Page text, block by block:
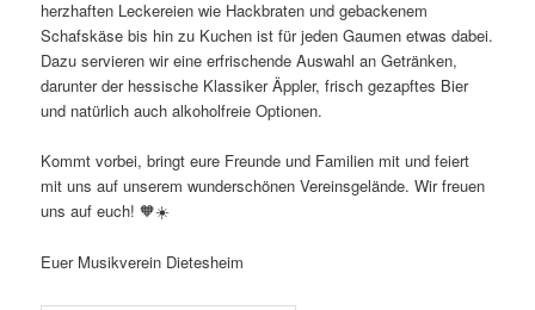
herzhaften Leckereien wie Hackbraten und gebackenem
Schafskäse bis hin zu Kuchen ist für jeden Gaumen etwas dabei.
Dazu servieren wir eine erfrischende Auswahl an Getränken,
darunter der hessische Klassiker Äppler, frisch gezapftes Bier
und natürlich auch alkoholfreie Optionen.
Kommt vorbei, bringt eure Freunde und Familien mit und feiert
mit uns auf unserem wunderschönen Vereinsgelände. Wir freuen
uns auf euch! 🧡☀️
Euer Musikverein Dietesheim